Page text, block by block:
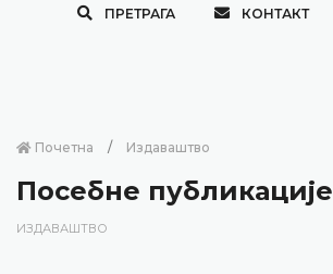
ПРЕТРАГА КОНТАКТ
Почетна Издаваштво
Посебне публикације
ИЗДАВАШТВО